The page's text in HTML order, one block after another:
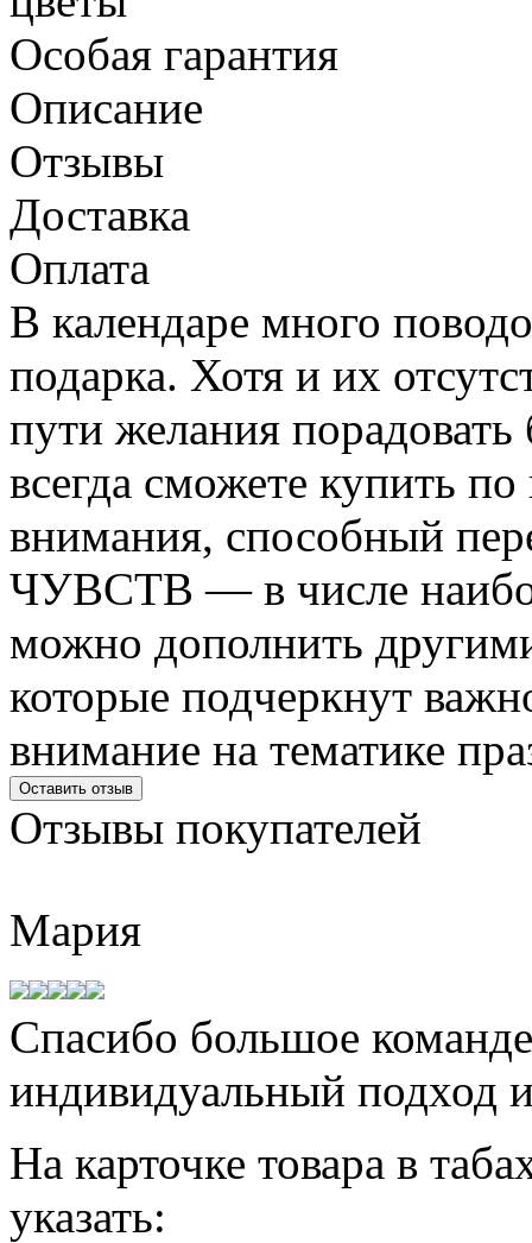
Особая гарантия
Описание
Отзывы
Доставка
Оплата
В календаре много
подарка. Хотя и их
пути желания
всегда сможете купить
внимания, способный
ЧУВСТВ — в числе
можно дополнить
которые подчеркнут
внимание на тематике
Оставить отзыв
Отзывы покупателей
Мария
Спасибо большое
индивидуальный подход
На карточке товара в
указать: